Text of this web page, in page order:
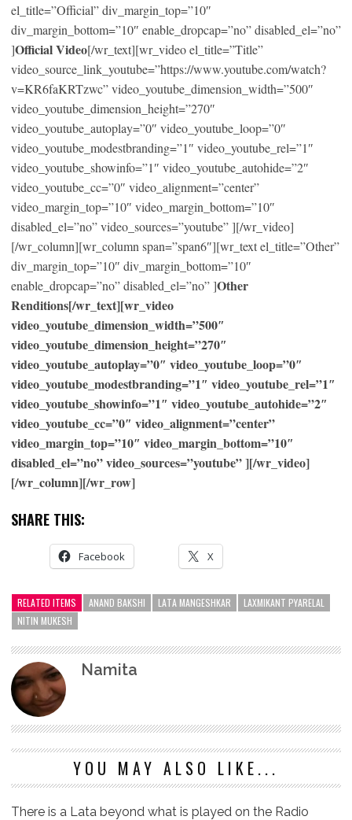
el_title=”Official” div_margin_top=”10″
div_margin_bottom=”10″ enable_dropcap=”no” disabled_el=”no”
]Official Video[/wr_text][wr_video el_title=”Title”
video_source_link_youtube=”https://www.youtube.com/watch?
v=KR6faKRTzwc” video_youtube_dimension_width=”500″
video_youtube_dimension_height=”270″
video_youtube_autoplay=”0″ video_youtube_loop=”0″
video_youtube_modestbranding=”1″ video_youtube_rel=”1″
video_youtube_showinfo=”1″ video_youtube_autohide=”2″
video_youtube_cc=”0″ video_alignment=”center”
video_margin_top=”10″ video_margin_bottom=”10″
disabled_el=”no” video_sources=”youtube” ][/wr_video]
[/wr_column][wr_column span=”span6″][wr_text el_title=”Other”
div_margin_top=”10″ div_margin_bottom=”10″
enable_dropcap=”no” disabled_el=”no” ]Other
Renditions[/wr_text][wr_video
video_youtube_dimension_width=”500″
video_youtube_dimension_height=”270″
video_youtube_autoplay=”0″ video_youtube_loop=”0″
video_youtube_modestbranding=”1″ video_youtube_rel=”1″
video_youtube_showinfo=”1″ video_youtube_autohide=”2″
video_youtube_cc=”0″ video_alignment=”center”
video_margin_top=”10″ video_margin_bottom=”10″
disabled_el=”no” video_sources=”youtube” ][/wr_video]
[/wr_column][/wr_row]
SHARE THIS:
Facebook X
RELATED ITEMS ANAND BAKSHI LATA MANGESHKAR
LAXMIKANT PYARELAL
NITIN MUKESH
Namita
YOU MAY ALSO LIKE...
There is a Lata beyond what is played on the Radio